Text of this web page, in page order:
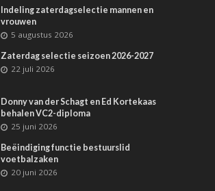
Indeling zaterdagselectie mannen en
vrouwen
5 augustus 2026
Zaterdag selectie seizoen 2026-2027
22 juli 2026
Donny van der Schagt en Ed Kortekaas
behalen VC2-diploma
25 juni 2026
Beëindiging functie bestuurslid
voetbalzaken
20 juni 2026